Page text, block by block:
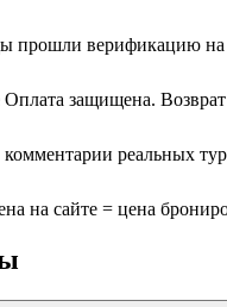
прошли верификацию на
Оплата защищена.
реальных
на сайте = цена